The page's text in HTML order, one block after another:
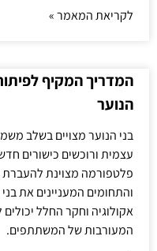
לקריאת המאמר »
המדריך המקיף
הנוער
בני הנוער מצויים בשלב
עצמית ורוכשים כישורים
פלטפורמה מצוינת להעברת
והתחומים המעניינים את
אקולוגיה וחקר החלל
המעורבות של המשתתפים.